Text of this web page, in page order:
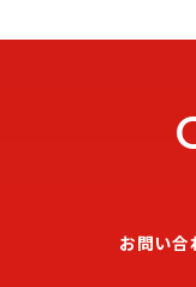
お問い合